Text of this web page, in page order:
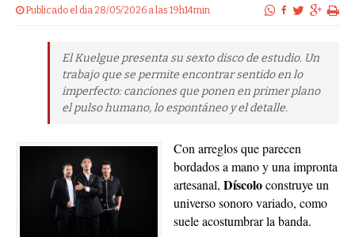
Publicado el dia 28/05/2026 a las 19h14min
El Kuelgue presenta su sexto disco de estudio. Un
trabajo que se permite encontrar sentido en lo
imperfecto: canciones que ponen en primer plano
el pulso humano, lo espontáneo y el detalle.
Con arreglos que parecen
bordados a mano y una impronta
artesanal, Díscoloconstruye un
universo sonoro variado, como
suele acostumbrar la banda.